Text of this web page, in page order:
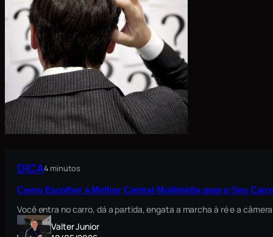
DICA4 minutos
Como Escolher a Melhor Central Multimídia para o Seu
Você entra no carro, dá a partida, engata a marcha à ré e a
Valter Junior